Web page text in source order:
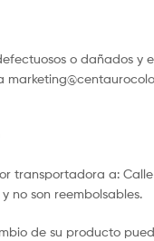
o dañados
transportadora a:
no son reembolsables.
de su producto